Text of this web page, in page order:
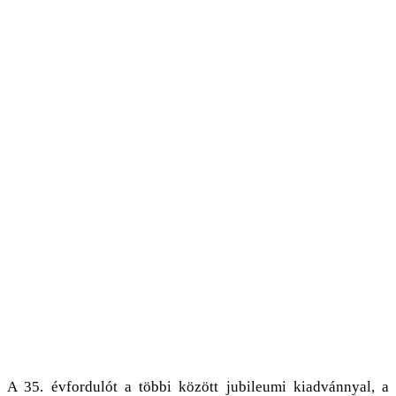
A 35. évfordulót a többi között jubileumi kiadvánnyal, a